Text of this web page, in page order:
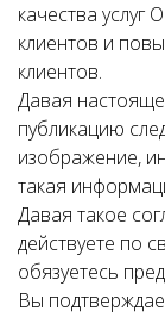
качества услуг
клиентов и
клиентов.
Давая
публикацию
изображение,
такая
Давая такое
действуете по
обязуетесь
Вы